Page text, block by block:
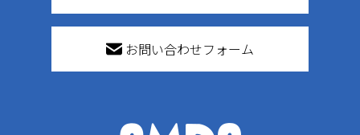
お問い合わせフォーム